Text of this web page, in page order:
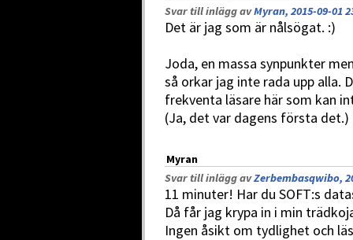
Svar till inlägg avMyran, 2015-09-01
Det är jag som är nålsögat. :)
Joda, en massa synpunkter
så orkar jag inte rada upp alla.
frekventa läsare här som kan
(Ja, det var dagens första det.)
Myran
Svar till inlägg avZerbembasqwibo,
11 minuter! Har du SOFT:s
Då får jag krypa in i min
Ingen åsikt om tydlighet och